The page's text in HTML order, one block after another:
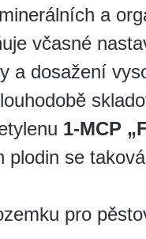
a
včasné
a dosažení
1-MCP
plodin se
pro